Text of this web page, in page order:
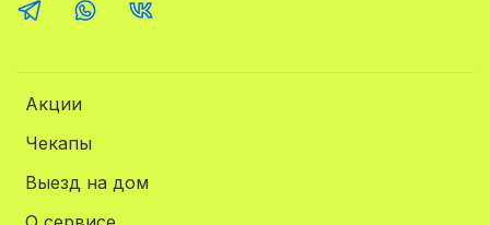
Акции
Чекапы
Выезд на дом